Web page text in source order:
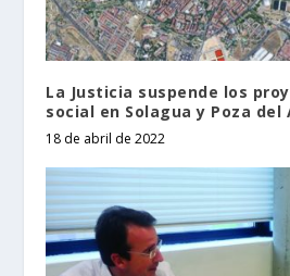
La Justicia suspende los
social en Solagua y Poza del
18 de abril de 2022